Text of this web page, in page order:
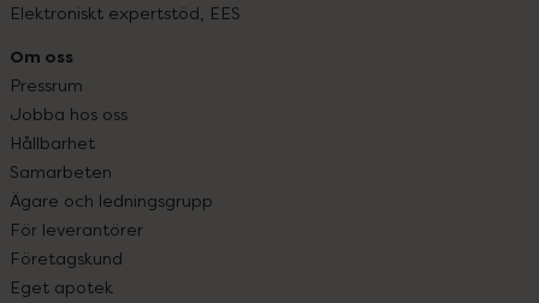
Elektroniskt expertstöd, EES
Om oss
Pressrum
Jobba hos oss
Hållbarhet
Samarbeten
Ägare och ledningsgrupp
För leverantörer
Företagskund
Eget apotek